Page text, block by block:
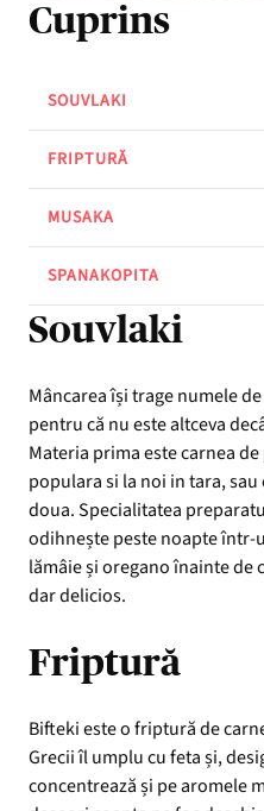
Cuprins
SOUVLAKI
FRIPTURĂ
MUSAKA
SPANAKOPITA
Souvlaki
Mâncarea își trage numele
pentru că nu este altceva
Materia prima este carnea
populara si la noi in tara,
doua. Specialitatea
odihnește peste noapte într-
lămâie și oregano înainte de
dar delicios.
Friptură
Bifteki este o friptură de
Grecii îl umplu cu feta și,
concentrează și pe aromele